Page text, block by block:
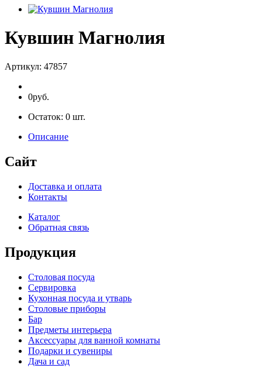
Кувшин Магнолия
Артикул: 47857
0руб.
Остаток: 0 шт.
Описание
Сайт
Доставка и оплата
Контакты
Каталог
Обратная связь
Продукция
Столовая посуда
Сервировка
Кухонная посуда и утварь
Столовые приборы
Бар
Предметы интерьера
Аксессуары для ванной комнаты
Подарки и сувениры
Дача и сад